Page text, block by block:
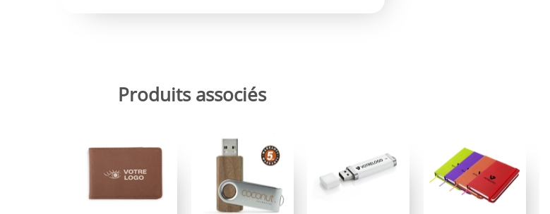
Produits associés